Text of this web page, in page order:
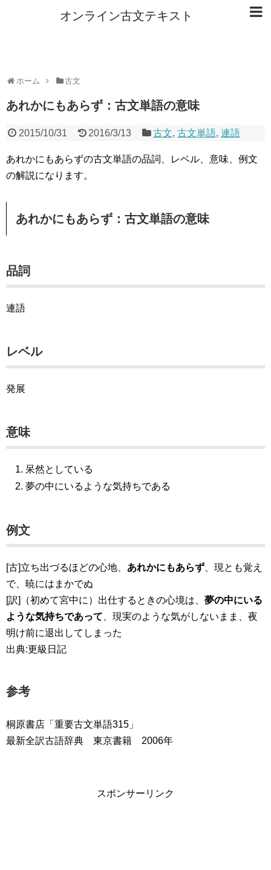
オンライン古文テキスト
ホーム 古文
あれかにもあらず：古文単語の意味
2015/10/31 2016/3/13 古文,古文単語,連語
あれかにもあらずの古文単語の品詞、レベル、意味、例文
の解説になります。
あれかにもあらず：古文単語の意味
品詞
連語
レベル
発展
意味
呆然としている
夢の中にいるような気持ちである
例文
[古]立ち出づるほどの心地、 あれかにもあらず 、現とも覚え
で、暁にはまかでぬ
[訳]（初めて宮中に）出仕するときの心境は、 夢の中にいる
ような気持ちであって 、現実のような気がしないまま、夜
明け前に退出してしまった
出典:更級日記
参考
桐原書店「重要古文単語315」
最新全訳古語辞典 東京書籍 2006年
スポンサーリンク